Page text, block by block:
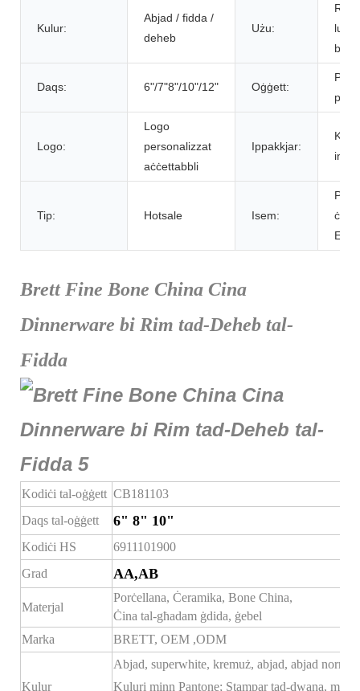
Kulur:
Abjad / fidda /
deheb
Użu:
Daqs: 6"/7"8"/10"/12" Oġġett:
Logo:
Logo
personalizzat
aċċettabbli
Ippakkjar:
Tip: Hotsale Isem:
Brett Fine Bone China Cina
Dinnerware bi Rim tad-Deheb tal-
Fidda
Kodiċi tal-oġġett CB181103
Daqs tal-oġġett
6" 8" 10"
Kodiċi HS
6911101900
Grad
AA,AB
Materjal
Porċellana, Ċeramika, Bone China,
Ċina tal-għadam ġdida, ġebel
Marka
BRETT, OEM ,ODM
Kulur
Abjad, superwhite, kremuż, abjad, abjad
Kuluri minn Pantone; Stampar tad-dwana,